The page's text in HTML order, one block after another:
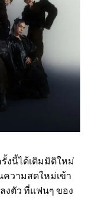
รั้งนี้ได้เติมมิติใหม่
วามสดใหม่เข้า
งตัว ที่แฟนๆ ของ